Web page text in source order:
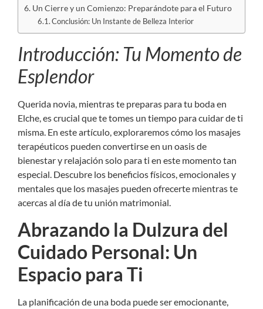
Un Cierre y un Comienzo: Preparándote para el Futuro
Conclusión: Un Instante de Belleza Interior
Introducción: Tu Momento de
Esplendor
Querida novia, mientras te preparas para tu boda en
Elche, es crucial que te tomes un tiempo para cuidar de ti
misma. En este artículo, exploraremos cómo los masajes
terapéuticos pueden convertirse en un oasis de
bienestar y relajación solo para ti en este momento tan
especial. Descubre los beneficios físicos, emocionales y
mentales que los masajes pueden ofrecerte mientras te
acercas al día de tu unión matrimonial.
Abrazando la Dulzura del
Cuidado Personal: Un
Espacio para Ti
La planificación de una boda puede ser emocionante,